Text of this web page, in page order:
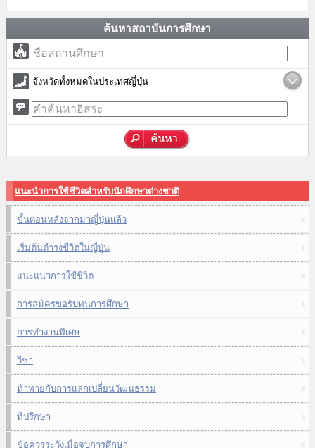
ค้นหาสถาบันการศึกษา
จังหวัดทั้งหมดในประเทศญี่ปุ่น
แนะนำการใช้ชีวิตสำหรับนักศึกษาต่างชาติ
ขั้นตอนหลังจากมาญี่ปุ่นแล้ว
เริ่มต้นดำรงชีวิตในญี่ปุ่น
แนะแนวการใช้ชีวิต
การสมัครขอรับทุนการศึกษา
การทำงานพิเศษ
วีซ่า
ท้าทายกับการแลกเปลี่ยนวัฒนธรรม
ที่ปรึกษา
ข้อควรระวังเมื่อจบการศึกษา